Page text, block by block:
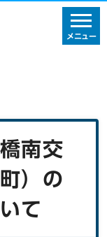
メニュー
南交
）の
て